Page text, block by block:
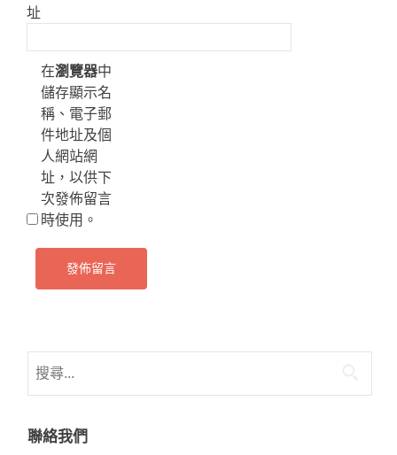
址
在瀏覽器中
儲存顯示名
稱、電子郵
件地址及個
人網站網
址，以供下
次發佈留言
時使用。
尋
鍵
字:
聯絡我們